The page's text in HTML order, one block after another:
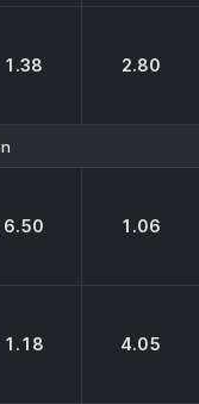
1.38 2.80
6.50 1.06
1.18 4.05